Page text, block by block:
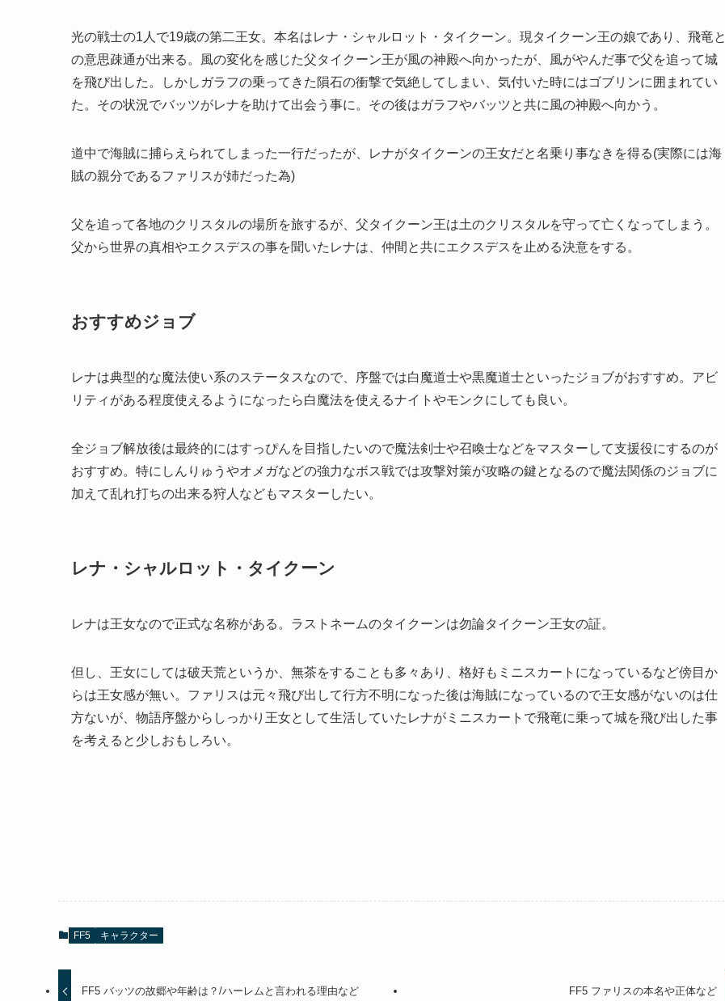
光の戦士の1人で19歳の第二王女。本名はレナ・シャルロット・タイクーン。現タイクーン王の娘であり、飛竜と
の意思疎通が出来る。風の変化を感じた父タイクーン王が風の神殿へ向かったが、風がやんだ事で父を追って城
を飛び出した。しかしガラフの乗ってきた隕石の衝撃で気絶してしまい、気付いた時にはゴブリンに囲まれてい
た。その状況でバッツがレナを助けて出会う事に。その後はガラフやバッツと共に風の神殿へ向かう。
道中で海賊に捕らえられてしまった一行だったが、レナがタイクーンの王女だと名乗り事なきを得る(実際には海
賊の親分であるファリスが姉だった為)
父を追って各地のクリスタルの場所を旅するが、父タイクーン王は土のクリスタルを守って亡くなってしまう。
父から世界の真相やエクスデスの事を聞いたレナは、仲間と共にエクスデスを止める決意をする。
おすすめジョブ
レナは典型的な魔法使い系のステータスなので、序盤では白魔道士や黒魔道士といったジョブがおすすめ。アビ
リティがある程度使えるようになったら白魔法を使えるナイトやモンクにしても良い。
全ジョブ解放後は最終的にはすっぴんを目指したいので魔法剣士や召喚士などをマスターして支援役にするのが
おすすめ。特にしんりゅうやオメガなどの強力なボス戦では攻撃対策が攻略の鍵となるので魔法関係のジョブに
加えて乱れ打ちの出来る狩人などもマスターしたい。
レナ・シャルロット・タイクーン
レナは王女なので正式な名称がある。ラストネームのタイクーンは勿論タイクーン王女の証。
但し、王女にしては破天荒というか、無茶をすることも多々あり、格好もミニスカートになっているなど傍目か
らは王女感が無い。ファリスは元々飛び出して行方不明になった後は海賊になっているので王女感がないのは仕
方ないが、物語序盤からしっかり王女として生活していたレナがミニスカートで飛竜に乗って城を飛び出した事
を考えると少しおもしろい。
FF5 キャラクター
FF5 バッツの故郷や年齢は？/ハーレムと言われる理由など FF5 ファリスの本名や正体など